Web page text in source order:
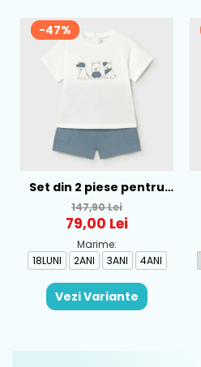
-47%
Set din 2 piese pentru
baieti Mayoral, Alb-
Albastru - 1665-31
147,90 Lei
79,00 Lei
Marime:
18LUNI
2ANI 3ANI 4ANI
Vezi Variante